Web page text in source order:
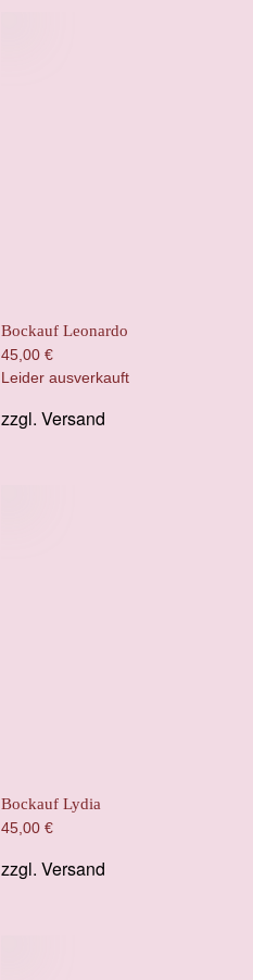
Bockauf Leonardo
45,00 €
Leider ausverkauft
zzgl. Versand
Bockauf Lydia
45,00 €
zzgl. Versand